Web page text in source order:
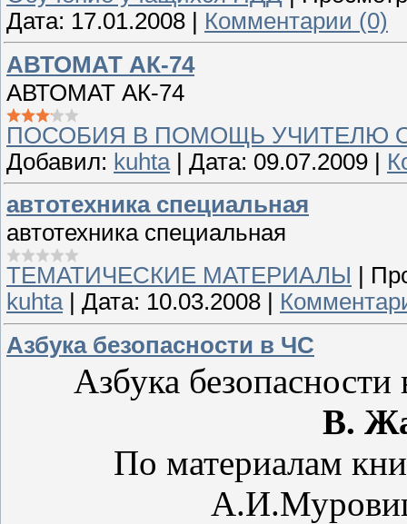
Дата: 17.01.2008
Комментарии (0)
АВТОМАТ АК-74
АВТОМАТ АК-74
ПОСОБИЯ В ПОМОЩЬ УЧИТЕЛЮ
Добавил: kuhta | Дата: 09.07.2009 |
автотехника специальная
автотехника специальная
ТЕМАТИЧЕСКИЕ МАТЕРИАЛЫ
kuhta| Дата: 10.03.2008
Азбука безопасности в ЧС
Азбука
В.
По материалам